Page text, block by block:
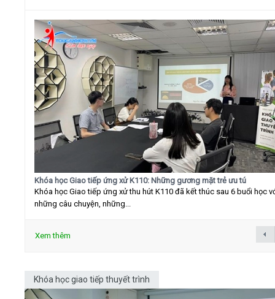
Khóa học Giao tiếp ứng xử K110: Những gương mặt trẻ ưu tú
Khóa học Giao tiếp ứng xử thu hút K110 đã kết thúc sau 6 buổi học
những câu chuyện, những...
Xem thêm
Khóa học giao tiếp thuyết trình